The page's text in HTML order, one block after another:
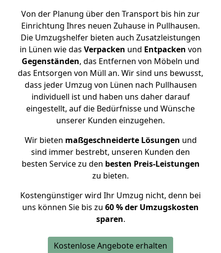
Von der Planung über den Transport bis hin zur
Einrichtung Ihres neuen Zuhause in Pullhausen.
Die Umzugshelfer bieten auch Zusatzleistungen
in Lünen wie das Verpacken und Entpacken von
Gegenständen, das Entfernen von Möbeln und
das Entsorgen von Müll an. Wir sind uns bewusst,
dass jeder Umzug von Lünen nach Pullhausen
individuell ist und haben uns daher darauf
eingestellt, auf die Bedürfnisse und Wünsche
unserer Kunden einzugehen.
Wir bieten maßgeschneiderte Lösungen und
sind immer bestrebt, unseren Kunden den
besten Service zu den besten Preis-Leistungen
zu bieten.
Kostengünstiger wird Ihr Umzug nicht, denn bei
uns können Sie bis zu 60 % der Umzugskosten
sparen.
Kostenlose Angebote erhalten